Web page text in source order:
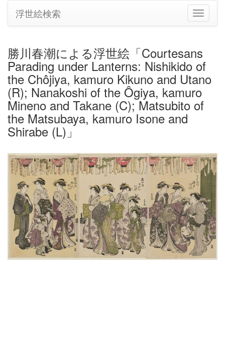
ナ
ビ
シ
ョ
の
切
り
浮世絵検索
勝川春潮による浮世絵「Courtesans
Parading under Lanterns: Nishikido of
the Chôjiya, kamuro Kikuno and Utano
(R); Nanakoshi of the Ôgiya, kamuro
Mineno and Takane (C); Matsubito of
the Matsubaya, kamuro Isone and
Shirabe (L)」